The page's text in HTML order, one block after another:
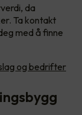
da
Ta kontakt
med å finne
og bedrifter